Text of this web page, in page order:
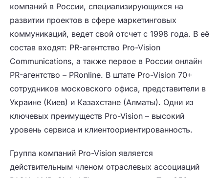
компаний в России, специализирующихся на
развитии проектов в сфере маркетинговых
коммуникаций, ведет свой отсчет с 1998 года. В её
состав входят: PR-агентство Pro-Vision
Communications, а также первое в России онлайн
PR-агентство – PRonline. В штате Pro-Vision 70+
сотрудников московского офиса, представители в
Украине (Киев) и Казахстане (Алматы). Одни из
ключевых преимуществ Pro-Vision – высокий
уровень сервиса и клиентоориентированность.
Группа компаний Pro-Vision является
действительным членом отраслевых ассоциаций